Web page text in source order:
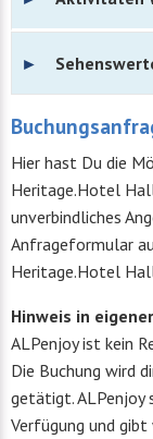
Hier hast Du die
Heritage.Hotel
unverbindliches
Anfrageformular
Heritage.Hotel
Hinweis in
ALPenjoy ist kein
Die Buchung wird
getätigt.
Verfügung und